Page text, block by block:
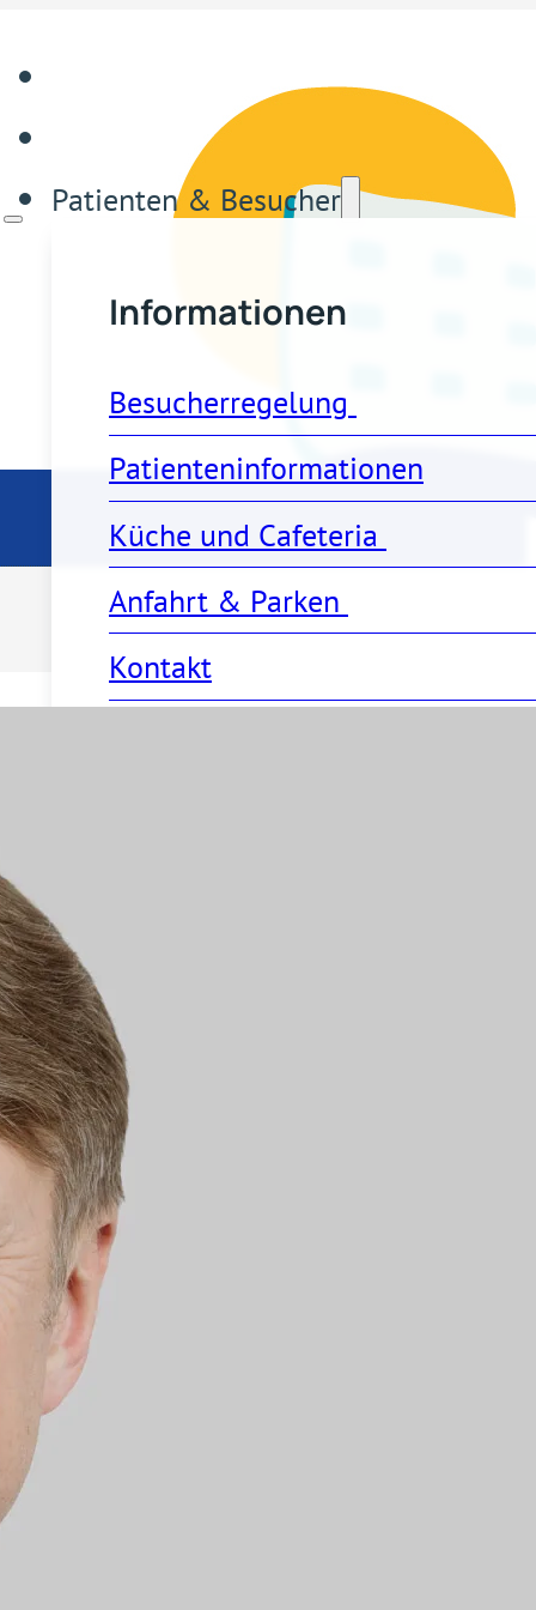
Patienten & Besucher
Informationen
Besucherregelung
Patienteninformationen
Küche und Cafeteria
Anfahrt & Parken
Kontakt
Klinik für Anästhesiologie,
Klinik für Gastroenterologie,
Klinik für vaskuläre und
Frauenklinik
Gorr
und
Kardiologie,
Sportkardiologie